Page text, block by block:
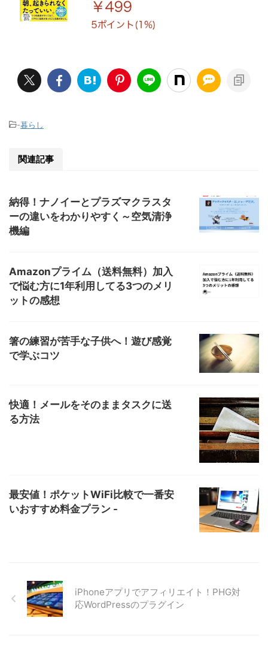
-暮らし
関連記事
納得！ナノイーとプラズマクラスタ
ーの違いをわかりやすく～空気清浄
機編
Amazonプライム（送料無料）加入
で悩む方に1年利用してる3つのメリ
ットの感想
箸の練習が苦手な子供へ！遊び感覚
で学ぶコツ
快適！メールをそのままタスクに送
る方法
最安値！ポケットWiFi比較で一番安
いおすすめ料金プラン -
iPhoneアプリでアフィリエイト！PHG対
応WordPressのプラグイン